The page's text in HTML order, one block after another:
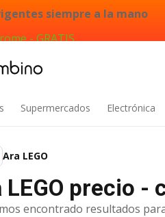
siempre a la mano
- GRATIS
Supermercados Electrónica
Ara LEGO
LEGO precio -
encontrado resultados